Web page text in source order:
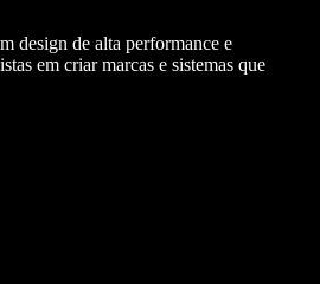
design de alta performance e
em criar marcas e sistemas que